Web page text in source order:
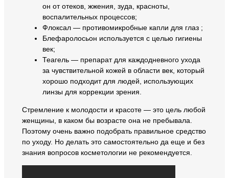
он от отеков, жжения, зуда, красноты,
воспалительных процессов;
Флоксал — противомикробные капли для глаз ;
Блефаролосьон используется с целью гигиены
век;
Теагель — препарат для каждодневного ухода
за чувствительной кожей в области век, который
хорошо подходит для людей, использующих
линзы для коррекции зрения.
Стремление к молодости и красоте — это цель любой
женщины, в каком бы возрасте она не пребывала.
Поэтому очень важно подобрать правильное средство
по уходу. Но делать это самостоятельно да еще и без
знания вопросов косметологии не рекомендуется.